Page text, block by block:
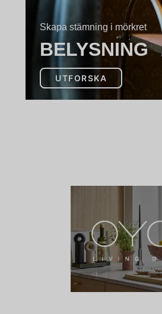
BELYSNING
Skapa stämning i mörkret
UTFORSKA